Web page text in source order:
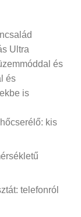
Ultra
és
és
is
kis
telefonról